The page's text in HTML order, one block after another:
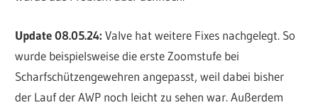
Update 08.05.24: Valve hat weitere Fixes nachgelegt. So
wurde beispielsweise die erste Zoomstufe bei
Scharfschützengewehren angepasst, weil dabei bisher
der Lauf der AWP noch leicht zu sehen war. Außerdem